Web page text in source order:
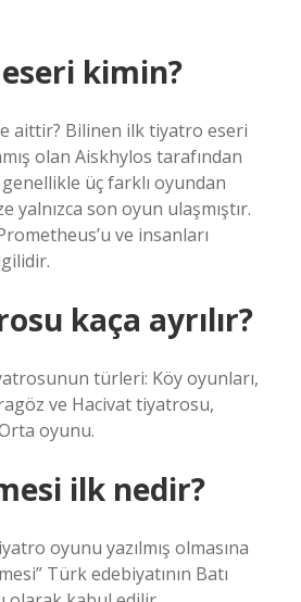
kimin?
aittir? Bilinen ilk tiyatro eseri
olan Aiskhylos tarafından
genellikle üç farklı oyundan
yalnızca son oyun ulaşmıştır.
ve insanları
kaça ayrılır?
türleri: Köy oyunları,
ve Hacivat tiyatrosu,
oyunu.
ilk nedir?
oyunu yazılmış olmasına
Türk edebiyatının Batı